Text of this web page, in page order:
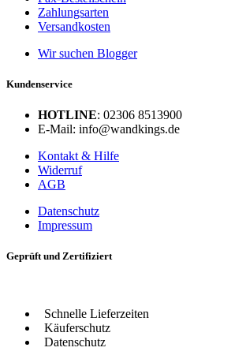
Zahlungsarten
Versandkosten
Wir suchen Blogger
Kundenservice
HOTLINE: 02306 8513900
E-Mail: info@wandkings.de
Kontakt & Hilfe
Widerruf
AGB
Datenschutz
Impressum
Geprüft und Zertifiziert
Schnelle Lieferzeiten
Käuferschutz
Datenschutz